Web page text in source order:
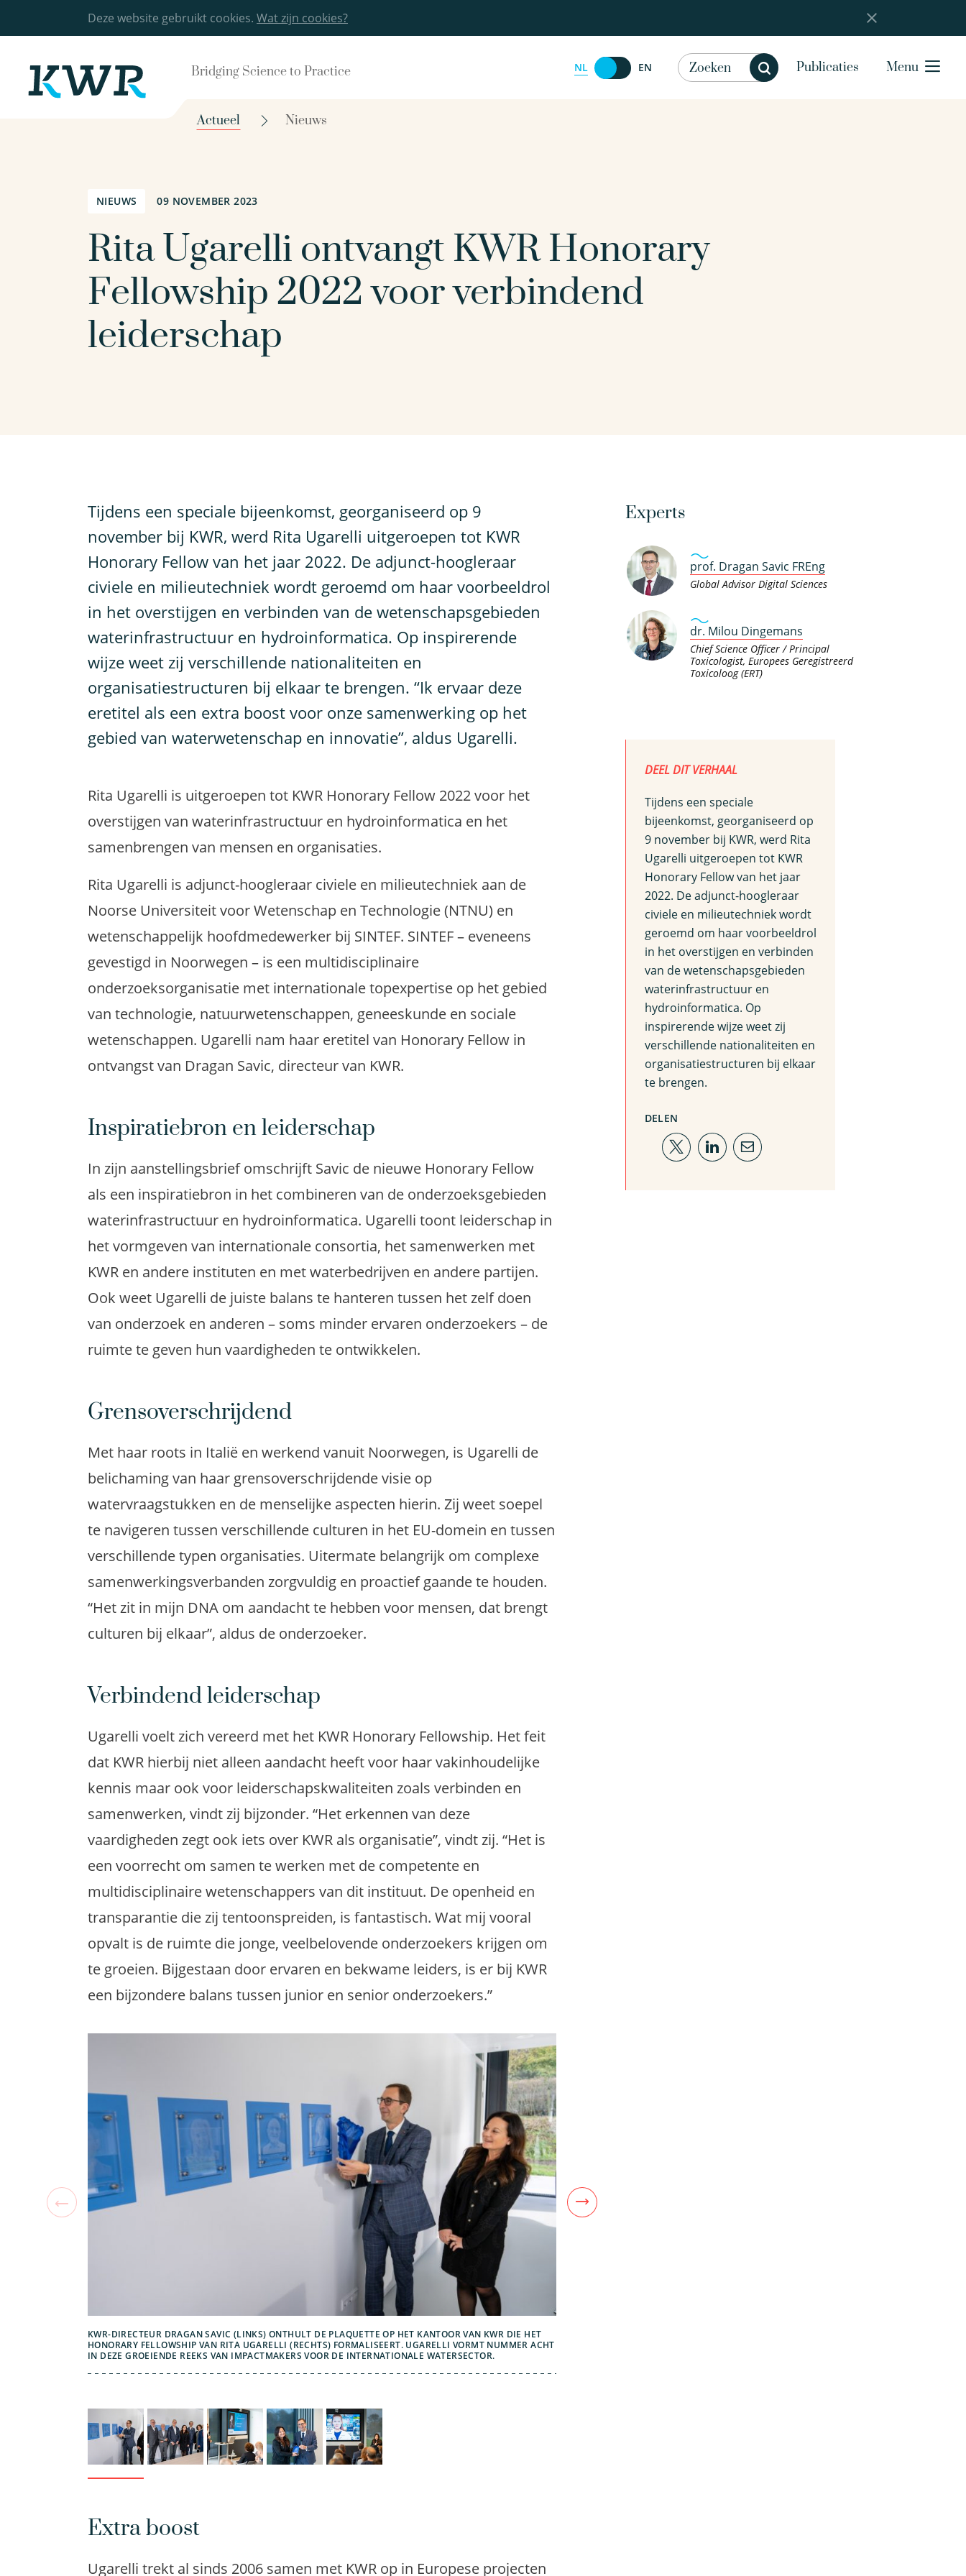
Deze website gebruikt cookies. Wat zijn cookies?
Bridging Science to Practice NL EN Publicaties Menu
Actueel Nieuws
NIEUWS 09 NOVEMBER 2023
Rita Ugarelli ontvangt KWR Honorary
Fellowship 2022 voor verbindend
leiderschap
Tijdens een speciale bijeenkomst, georganiseerd op 9
november bij KWR, werd Rita Ugarelli uitgeroepen tot KWR
Honorary Fellow van het jaar 2022. De adjunct-hoogleraar
civiele en milieutechniek wordt geroemd om haar voorbeeldrol
in het overstijgen en verbinden van de wetenschapsgebieden
waterinfrastructuur en hydroinformatica. Op inspirerende
wijze weet zij verschillende nationaliteiten en
organisatiestructuren bij elkaar te brengen. “Ik ervaar deze
eretitel als een extra boost voor onze samenwerking op het
gebied van waterwetenschap en innovatie”, aldus Ugarelli.
Rita Ugarelli is uitgeroepen tot KWR Honorary Fellow 2022 voor het
overstijgen van waterinfrastructuur en hydroinformatica en het
samenbrengen van mensen en organisaties.
Rita Ugarelli is adjunct-hoogleraar civiele en milieutechniek aan de
Noorse Universiteit voor Wetenschap en Technologie (NTNU) en
wetenschappelijk hoofdmedewerker bij SINTEF. SINTEF – eveneens
gevestigd in Noorwegen – is een multidisciplinaire
onderzoeksorganisatie met internationale topexpertise op het gebied
van technologie, natuurwetenschappen, geneeskunde en sociale
wetenschappen. Ugarelli nam haar eretitel van Honorary Fellow in
ontvangst van Dragan Savic, directeur van KWR.
Inspiratiebron en leiderschap
In zijn aanstellingsbrief omschrijft Savic de nieuwe Honorary Fellow
als een inspiratiebron in het combineren van de onderzoeksgebieden
waterinfrastructuur en hydroinformatica. Ugarelli toont leiderschap in
het vormgeven van internationale consortia, het samenwerken met
KWR en andere instituten en met waterbedrijven en andere partijen.
Ook weet Ugarelli de juiste balans te hanteren tussen het zelf doen
van onderzoek en anderen – soms minder ervaren onderzoekers – de
ruimte te geven hun vaardigheden te ontwikkelen.
Grensoverschrijdend
Met haar roots in Italië en werkend vanuit Noorwegen, is Ugarelli de
belichaming van haar grensoverschrijdende visie op
watervraagstukken en de menselijke aspecten hierin. Zij weet soepel
te navigeren tussen verschillende culturen in het EU-domein en tussen
verschillende typen organisaties. Uitermate belangrijk om complexe
samenwerkingsverbanden zorgvuldig en proactief gaande te houden.
“Het zit in mijn DNA om aandacht te hebben voor mensen, dat brengt
culturen bij elkaar”, aldus de onderzoeker.
Verbindend leiderschap
Ugarelli voelt zich vereerd met het KWR Honorary Fellowship. Het feit
dat KWR hierbij niet alleen aandacht heeft voor haar vakinhoudelijke
kennis maar ook voor leiderschapskwaliteiten zoals verbinden en
samenwerken, vindt zij bijzonder. “Het erkennen van deze
vaardigheden zegt ook iets over KWR als organisatie”, vindt zij. “Het is
een voorrecht om samen te werken met de competente en
multidisciplinaire wetenschappers van dit instituut. De openheid en
transparantie die zij tentoonspreiden, is fantastisch. Wat mij vooral
opvalt is de ruimte die jonge, veelbelovende onderzoekers krijgen om
te groeien. Bijgestaan door ervaren en bekwame leiders, is er bij KWR
een bijzondere balans tussen junior en senior onderzoekers.”
KWR-DIRECTEUR DRAGAN SAVIC (LINKS) ONTHULT DE PLAQUETTE OP HET KANTOOR VAN KWR DIE HET
HONORARY FELLOWSHIP VAN RITA UGARELLI (RECHTS) FORMALISEERT. UGARELLI VORMT NUMMER ACHT
IN DEZE GROEIENDE REEKS VAN IMPACTMAKERS VOOR DE INTERNATIONALE WATERSECTOR.
Extra boost
Ugarelli trekt al sinds 2006 samen met KWR op in Europese projecten
Experts
prof. Dragan Savic FREng
Global Advisor Digital Sciences
dr. Milou Dingemans
Chief Science Officer / Principal
Toxicologist, Europees Geregistreerd
Toxicoloog (ERT)
DEEL DIT VERHAAL
Tijdens een speciale
bijeenkomst, georganiseerd op
9 november bij KWR, werd Rita
Ugarelli uitgeroepen tot KWR
Honorary Fellow van het jaar
2022. De adjunct-hoogleraar
civiele en milieutechniek wordt
geroemd om haar voorbeeldrol
in het overstijgen en verbinden
van de wetenschapsgebieden
waterinfrastructuur en
hydroinformatica. Op
inspirerende wijze weet zij
verschillende nationaliteiten en
organisatiestructuren bij elkaar
te brengen.
DELEN